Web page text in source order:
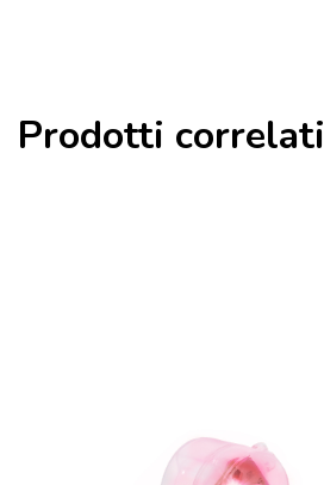
Prodotti correlati